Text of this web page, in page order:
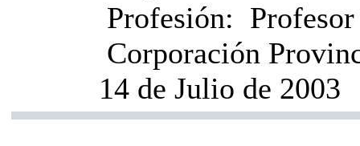
Profesión:
Corporación
14 de Julio de 2003